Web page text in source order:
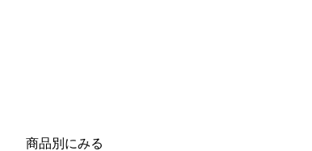
商品別にみる